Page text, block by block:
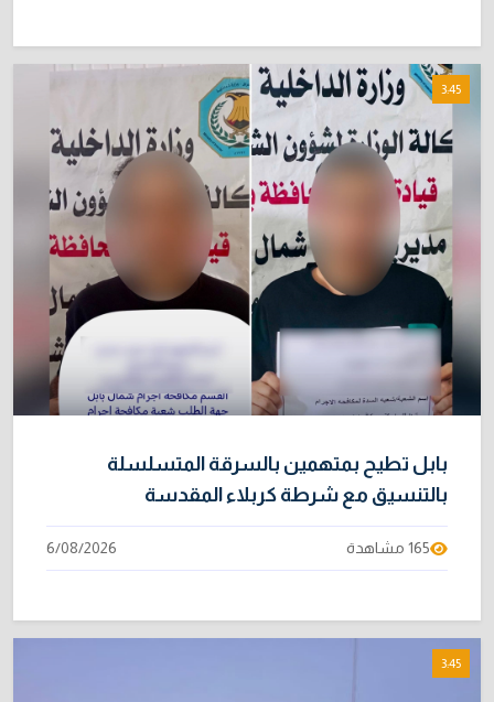
3:45
بابل تطيح بمتهمين بالسرقة المتسلسلة
بالتنسيق مع شرطة كربلاء المقدسة
165 مشاهدة 6/08/2026
3:45